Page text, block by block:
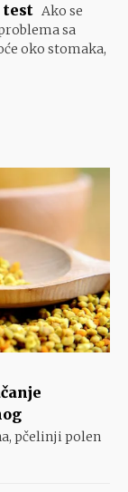
test Ako se
sa
oko stomaka,
pčelinji polen